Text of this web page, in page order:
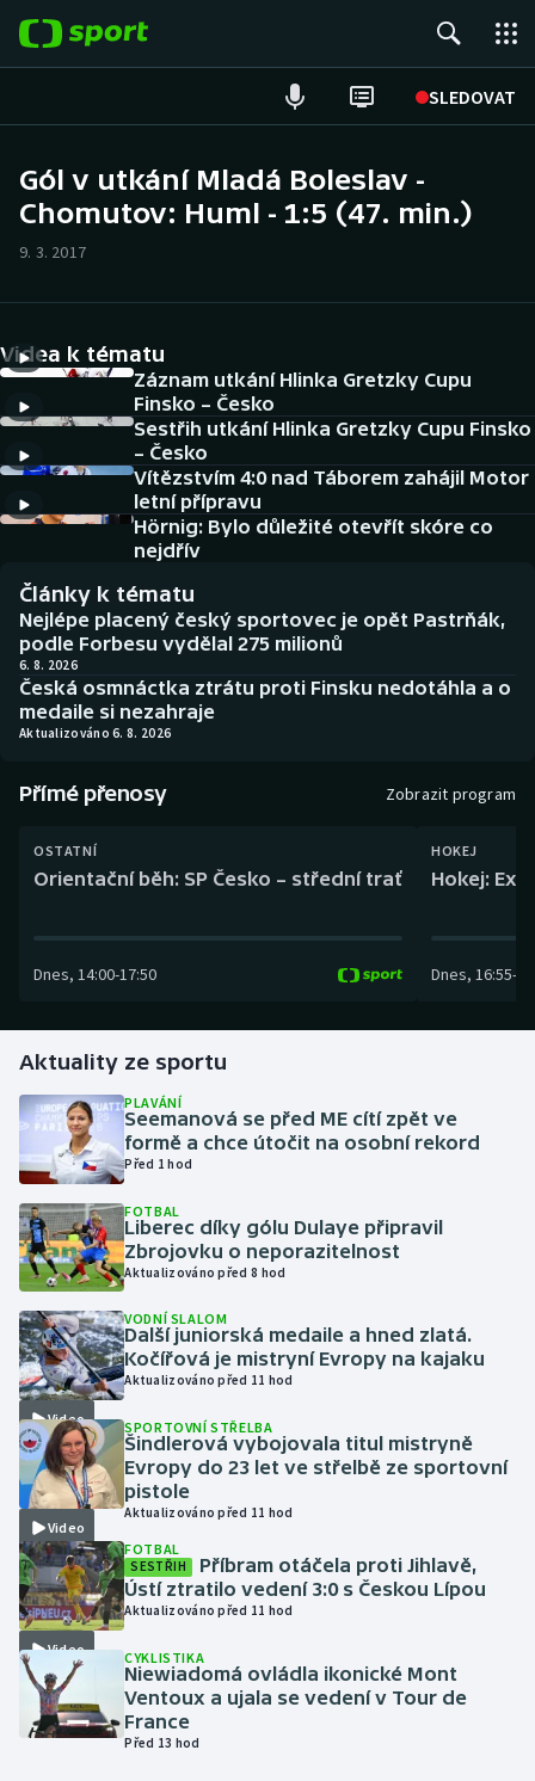
SLEDOVAT
Hokej
Cyklistika
DALŠÍ SPORTY
Americký fotbal
Baseball a softbal
Basketbal
Biatlon
Boby a skeleton
Box
Curling
Golf
Gymnastika
Házená
Jezdectví
Judo
Krasobruslení
Lezení
Lyže a snowboard
Moderní pětiboj
Motorsport
Olympijské hry
Parasport
NEPŘEHLÉDNĚTE
Historické návraty
Aplikace ČT sport
AZ kvíz
Gól v utkání Mladá Boleslav -
Chomutov: Huml - 1:5 (47. min.)
9. 3. 2017
Videa k tématu
Záznam utkání Hlinka Gretzky Cupu
Finsko – Česko
Sestřih utkání Hlinka Gretzky Cupu Finsko
– Česko
Vítězstvím 4:0 nad Táborem zahájil Motor
letní přípravu
Hörnig: Bylo důležité otevřít skóre co
nejdřív
Články k tématu
Nejlépe placený český sportovec je opět Pastrňák,
podle Forbesu vydělal 275 milionů
6. 8. 2026
Česká osmnáctka ztrátu proti Finsku nedotáhla a o
medaile si nezahraje
Aktualizováno 6. 8. 2026
Přímé přenosy Zobrazit program
OSTATNÍ
Orientační běh: SP Česko – střední trať
Dnes, 14:00-17:50
HOKEJ
Hokej:
Dnes, 16:55-
Aktuality ze sportu
PLAVÁNÍ
Seemanová se před ME cítí zpět ve
formě a chce útočit na osobní rekord
Před 1 hod
FOTBAL
Liberec díky gólu Dulaye připravil
Zbrojovku o neporazitelnost
Aktualizováno před 8 hod
Video
VODNÍ SLALOM
Další juniorská medaile a hned zlatá.
Kočířová je mistryní Evropy na kajaku
Aktualizováno před 11 hod
Video
SPORTOVNÍ STŘELBA
Šindlerová vybojovala titul mistryně
Evropy do 23 let ve střelbě ze sportovní
pistole
Aktualizováno před 11 hod
Video
FOTBAL
SESTŘIH
Příbram otáčela proti Jihlavě,
Ústí ztratilo vedení 3:0 s Českou Lípou
Aktualizováno před 11 hod
CYKLISTIKA
Niewiadomá ovládla ikonické Mont
Ventoux a ujala se vedení v Tour de
France
Před 13 hod